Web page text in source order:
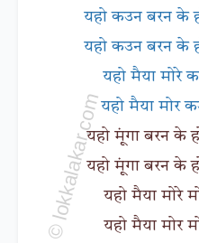
यहो कउन बरन के
यहो कउन बरन के
यहो मैया मोरे
यहो मैया मोर
यहो मूंगा बरन के
यहो मूंगा बरन के
यहो मैया मोरे
यहो मैया मोर